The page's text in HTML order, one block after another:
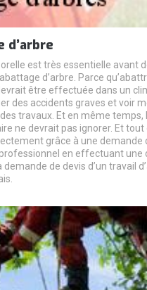
d’arbre
est très essentielle avant
d’arbre. Parce
être effectuée dans un
des accidents graves et voir
travaux. Et en même temps,
ne devrait pas ignorer. Et tout
grâce à une demande
en effectuant une
demande de devis d’un travail